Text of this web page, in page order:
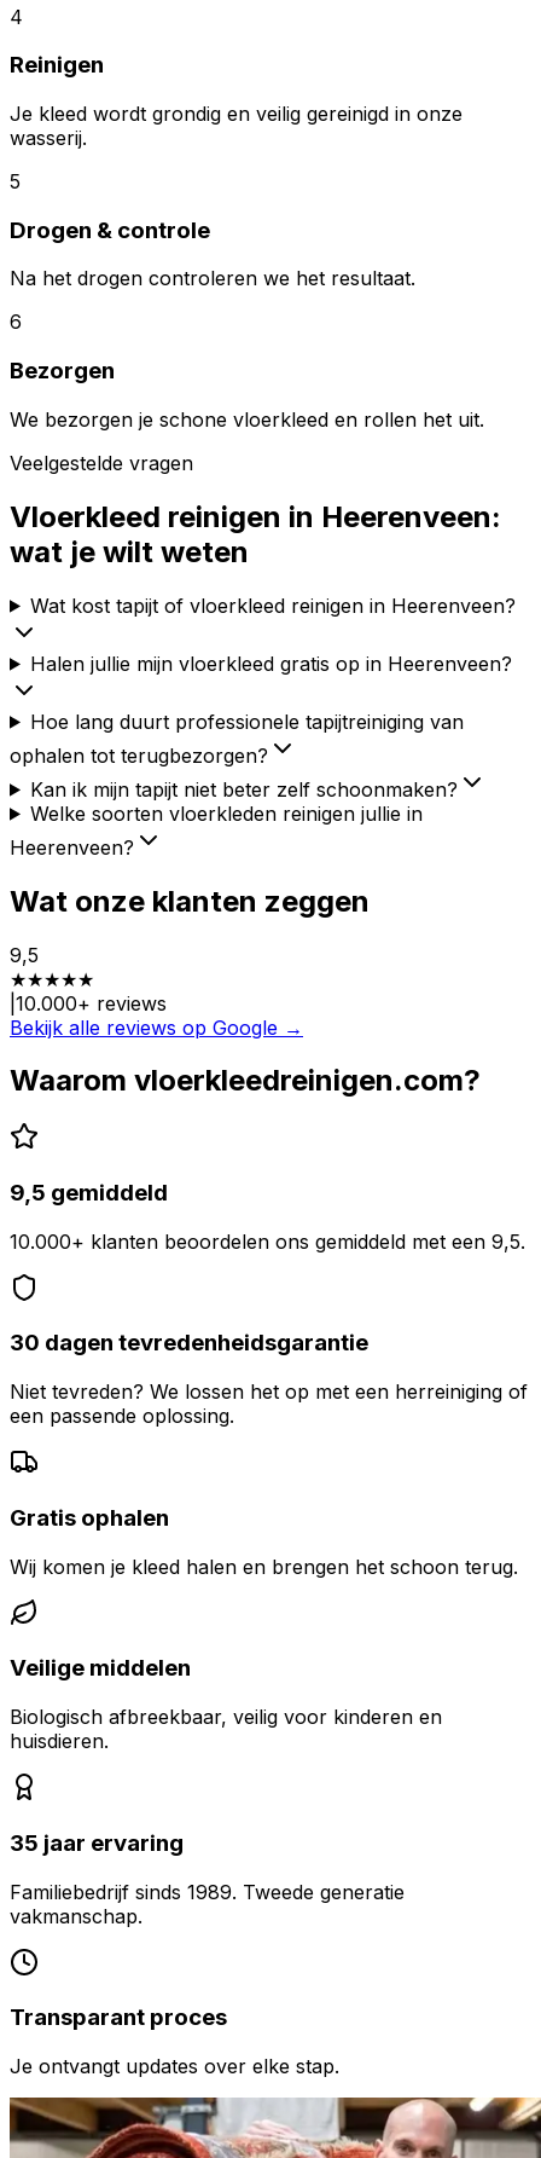
4
Reinigen
Je kleed wordt grondig en veilig gereinigd in onze
wasserij.
5
Drogen & controle
Na het drogen controleren we het resultaat.
6
Bezorgen
We bezorgen je schone vloerkleed en rollen het uit.
Veelgestelde vragen
Vloerkleed reinigen in Heerenveen:
wat je wilt weten
Wat kost tapijt of vloerkleed reinigen in Heerenveen?
Halen jullie mijn vloerkleed gratis op in Heerenveen?
Hoe lang duurt professionele tapijtreiniging van
ophalen tot terugbezorgen?
Kan ik mijn tapijt niet beter zelf schoonmaken?
Welke soorten vloerkleden reinigen jullie in
Heerenveen?
Wat onze klanten zeggen
9,5
★★★★★
10.000+ reviews
Bekijk alle reviews op Google →
Waarom vloerkleedreinigen.com?
9,5 gemiddeld
10.000+ klanten beoordelen ons gemiddeld met een 9,5.
30 dagen tevredenheidsgarantie
Niet tevreden? We lossen het op met een herreiniging of
een passende oplossing.
Gratis ophalen
Wij komen je kleed halen en brengen het schoon terug.
Veilige middelen
Biologisch afbreekbaar, veilig voor kinderen en
huisdieren.
35 jaar ervaring
Familiebedrijf sinds 1989. Tweede generatie
vakmanschap.
Transparant proces
Je ontvangt updates over elke stap.